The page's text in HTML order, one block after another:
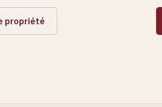
propriété